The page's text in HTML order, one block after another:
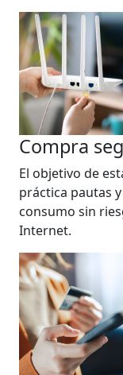
Compra
El objetivo de
práctica pautas
consumo sin
Internet.